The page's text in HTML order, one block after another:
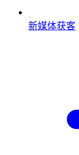
新媒体获客